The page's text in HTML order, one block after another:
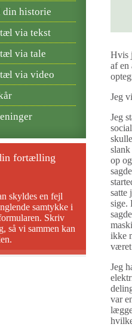
Hvis
af en
Jeg
Jeg
op
satte
sige.
ikke
været
Jeg
var
din historie
via tekst
via tale
via video
fortælling
skyldes en fejl
samtykke i
Skriv
så vi sammen kan